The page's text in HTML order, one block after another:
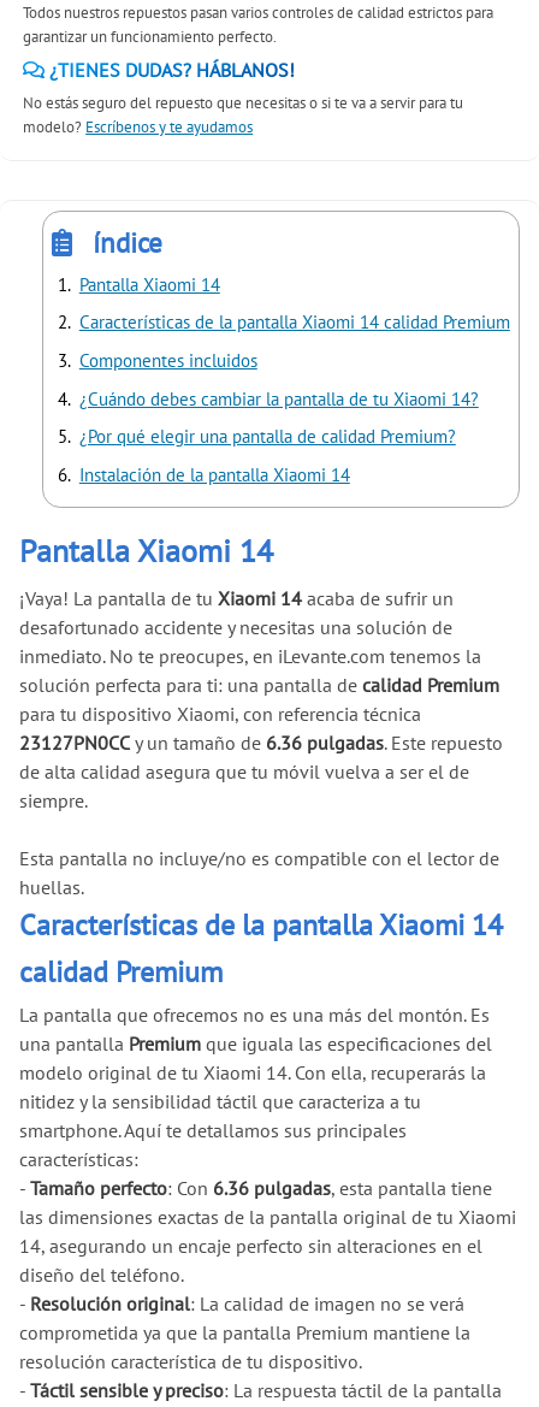
Todos nuestros repuestos pasan varios controles de calidad estrictos para
garantizar un funcionamiento perfecto.
¿TIENES DUDAS? HÁBLANOS!
No estás seguro del repuesto que necesitas o si te va a servir para tu
modelo? Escríbenos y te ayudamos
índice
Pantalla Xiaomi 14
Características de la pantalla Xiaomi 14 calidad Premium
Componentes incluidos
¿Cuándo debes cambiar la pantalla de tu Xiaomi 14?
¿Por qué elegir una pantalla de calidad Premium?
Instalación de la pantalla Xiaomi 14
Pantalla Xiaomi 14
¡Vaya! La pantalla de tu Xiaomi 14 acaba de sufrir un
desafortunado accidente y necesitas una solución de
inmediato. No te preocupes, en iLevante.com tenemos la
solución perfecta para ti: una pantalla de calidad Premium
para tu dispositivo Xiaomi, con referencia técnica
23127PN0CC y un tamaño de 6.36 pulgadas. Este repuesto
de alta calidad asegura que tu móvil vuelva a ser el de
siempre.
Esta pantalla no incluye/no es compatible con el lector de
huellas.
Características de la pantalla Xiaomi 14
calidad Premium
La pantalla que ofrecemos no es una más del montón. Es
una pantalla Premium que iguala las especificaciones del
modelo original de tu Xiaomi 14. Con ella, recuperarás la
nitidez y la sensibilidad táctil que caracteriza a tu
smartphone. Aquí te detallamos sus principales
características:
- Tamaño perfecto: Con 6.36 pulgadas, esta pantalla tiene
las dimensiones exactas de la pantalla original de tu Xiaomi
14, asegurando un encaje perfecto sin alteraciones en el
diseño del teléfono.
- Resolución original: La calidad de imagen no se verá
comprometida ya que la pantalla Premium mantiene la
resolución característica de tu dispositivo.
- Táctil sensible y preciso: La respuesta táctil de la pantalla